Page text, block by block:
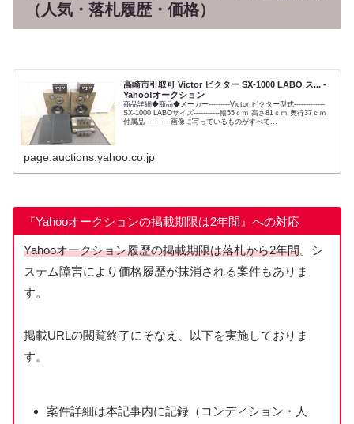
（人気・落札履歴・価格）
高崎市引取可 Victor ビクター SX-1000 LABO ス... -
Yahoo!オークション
商品詳細◆商品◆メーカー---------Victor ビクター型式-------------
SX-1000 LABOサイズ-----------幅55ｃｍ 高さ81ｃｍ 奥行37ｃｍ
付属品-----------画像に写っているものがすべて...
page.auctions.yahoo.co.jp
『Yahooオークションの掲載期限は2年間』への対応
Yahooオークション履歴の掲載期限は落札から2年間。シ
ステム障害により価格履歴が抹消される案件もありま
す。
掲載URLの閲覧終了にそなえ、以下を実施しておりま
す。
案件詳細は本記事内に記録（コンディション・人